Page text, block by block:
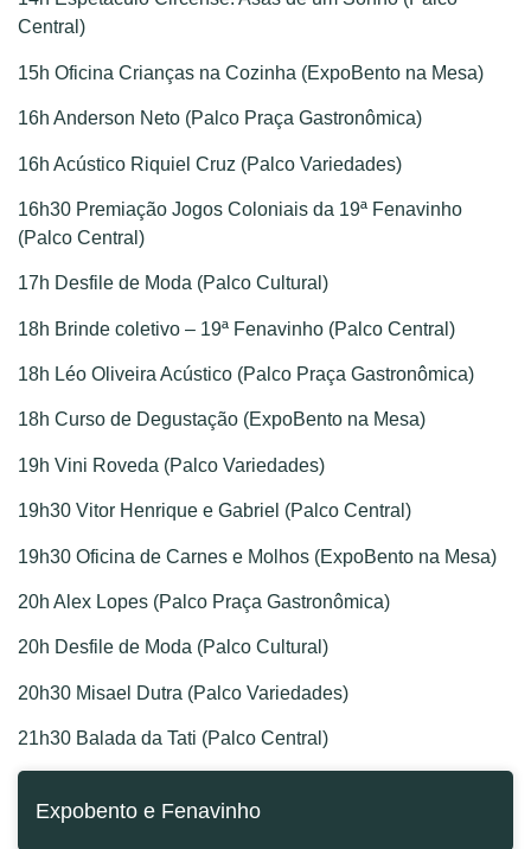
Central)
15h Oficina Crianças na Cozinha (ExpoBento na Mesa)
16h Anderson Neto (Palco Praça Gastronômica)
16h Acústico Riquiel Cruz (Palco Variedades)
16h30 Premiação Jogos Coloniais da 19ª Fenavinho
(Palco Central)
17h Desfile de Moda (Palco Cultural)
18h Brinde coletivo – 19ª Fenavinho (Palco Central)
18h Léo Oliveira Acústico (Palco Praça Gastronômica)
18h Curso de Degustação (ExpoBento na Mesa)
19h Vini Roveda (Palco Variedades)
19h30 Vitor Henrique e Gabriel (Palco Central)
19h30 Oficina de Carnes e Molhos (ExpoBento na Mesa)
20h Alex Lopes (Palco Praça Gastronômica)
20h Desfile de Moda (Palco Cultural)
20h30 Misael Dutra (Palco Variedades)
21h30 Balada da Tati (Palco Central)
Expobento e Fenavinho